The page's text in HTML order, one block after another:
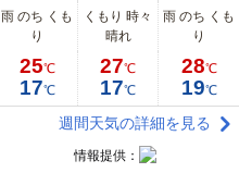
雨 のち くも
り
くもり 時々
晴れ
雨 のち くも
り
25℃
17℃
27℃
17℃
28℃
19℃
週間天気の詳細を見る
情報提供：